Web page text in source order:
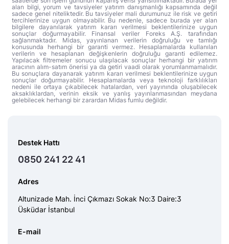
alan bilgi, yorum ve tavsiyeler yatırım danışmanlığı kapsamında değil
sadece genel niteliktedir. Bu tavsiyeler mali durumunuz ile risk ve getiri
tercihlerinize uygun olmayabilir. Bu nedenle, sadece burada yer alan
bilgilere dayanılarak yatırım kararı verilmesi beklentilerinize uygun
sonuçlar doğurmayabilir. Finansal veriler Foreks A.Ş. tarafından
sağlanmaktadır. Midas, yayınlanan verilerin doğruluğu ve tamlığı
konusunda herhangi bir garanti vermez. Hesaplamalarda kullanılan
verilerin ve hesaplanan değişkenlerin doğruluğu garanti edilemez.
Yapılacak filtremeler sonucu ulaşılacak sonuçlar herhangi bir yatırım
aracının alım-satım önerisi ya da getiri vaadi olarak yorumlanmamalıdır.
Bu sonuçlara dayanarak yatırım kararı verilmesi beklentilerinize uygun
sonuçlar doğurmayabilir. Hesaplamalarda veya teknoloji farklılıkları
nedeni ile ortaya çıkabilecek hatalardan, veri yayınında oluşabilecek
aksaklıklardan, verinin eksik ve yanlış yayınlanmasından meydana
gelebilecek herhangi bir zarardan Midas fumlu değildir.
Destek Hattı
0850 241 22 41
Adres
Altunizade Mah. İnci Çıkmazı Sokak No:3 Daire:3
Üsküdar İstanbul
E-mail